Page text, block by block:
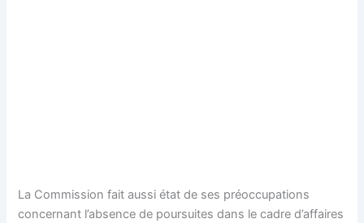
La Commission fait aussi état de ses préoccupations
concernant l’absence de poursuites dans le cadre d’affaires